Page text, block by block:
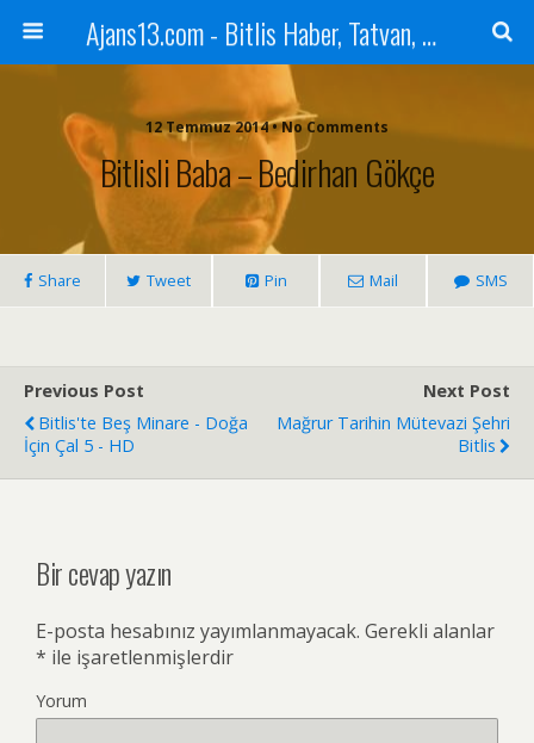
Ajans13.com - Bitlis Haber, Tatvan, Ahlat, Adilcevaz, Mutki, Hizan, Güroymak, Gazete, Ajans, 13, Haber
12 Temmuz 2014 • No Comments
Bitlisli Baba – Bedirhan Gökçe
Share Tweet Pin Mail SMS
Previous Post
Bitlis'te Beş Minare - Doğa
İçin Çal 5 - HD
Next Post
Mağrur Tarihin Mütevazi Şehri
Bitlis
Bir cevap yazın
E-posta hesabınız yayımlanmayacak. Gerekli alanlar
* ile işaretlenmişlerdir
Yorum